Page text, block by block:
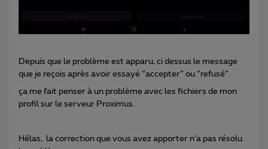
Depuis que le problème est apparu, ci dessus le message
que je reçois après avoir essayé “accepter” ou “refusé”.
ça me fait penser à un problème avec les fichiers de mon
profil sur le serveur Proximus.
Hélas, la correction que vous avez apporter n’a pas résolu